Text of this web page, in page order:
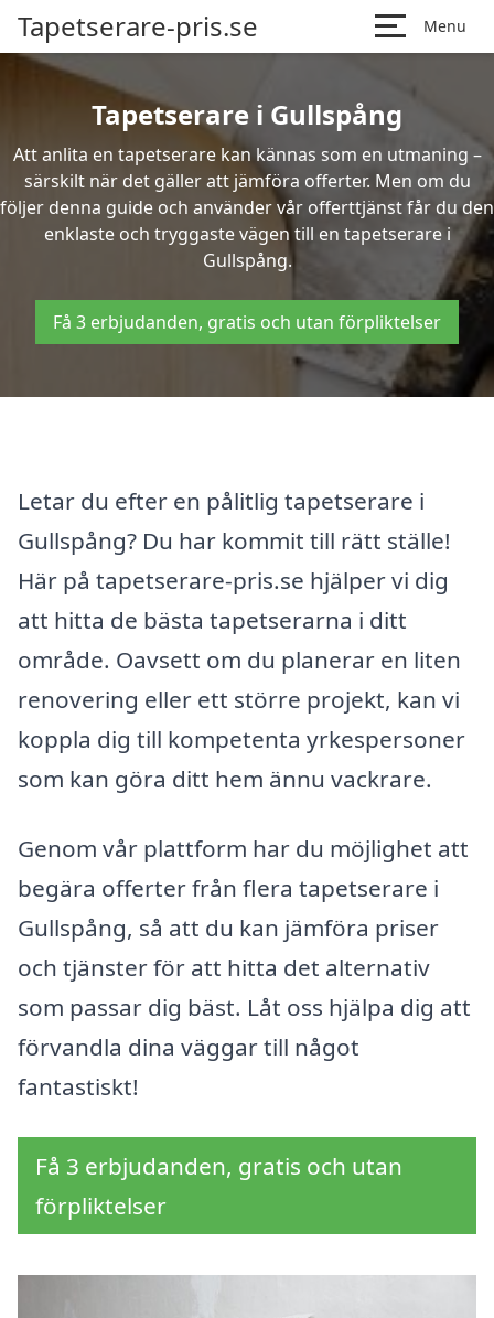
Tapetserare-pris.se Menu
Tapetserare i Gullspång
Att anlita en tapetserare kan kännas som en utmaning –
särskilt när det gäller att jämföra offerter. Men om du
följer denna guide och använder vår offerttjänst får du den
enklaste och tryggaste vägen till en tapetserare i
Gullspång.
Få 3 erbjudanden, gratis och utan förpliktelser
Letar du efter en pålitlig tapetserare i
Gullspång? Du har kommit till rätt ställe!
Här på tapetserare-pris.se hjälper vi dig
att hitta de bästa tapetserarna i ditt
område. Oavsett om du planerar en liten
renovering eller ett större projekt, kan vi
koppla dig till kompetenta yrkespersoner
som kan göra ditt hem ännu vackrare.
Genom vår plattform har du möjlighet att
begära offerter från flera tapetserare i
Gullspång, så att du kan jämföra priser
och tjänster för att hitta det alternativ
som passar dig bäst. Låt oss hjälpa dig att
förvandla dina väggar till något
fantastiskt!
Få 3 erbjudanden, gratis och utan
förpliktelser